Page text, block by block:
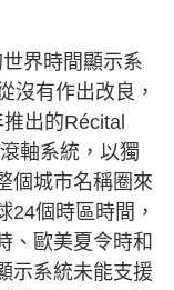
界時間顯示系
沒有作出改良，
出的Récital
軸系統，以獨
個城市名稱圈來
24個時區時間，
、歐美夏令時和
示系統未能支援